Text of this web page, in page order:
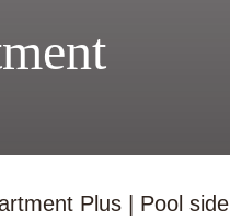
Plus | Pool side